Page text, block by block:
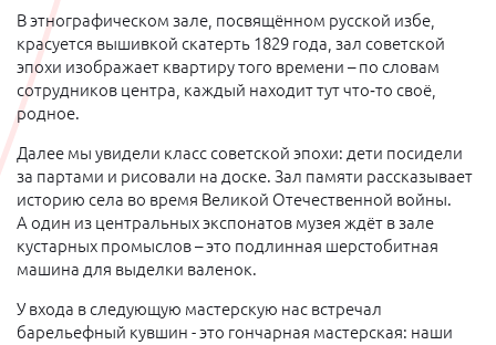
В этнографическом зале, посвящённом русской избе,
красуется вышивкой скатерть 1829 года, зал советской
эпохи изображает квартиру того времени – по словам
сотрудников центра, каждый находит тут что‑то своё,
родное.
Далее мы увидели класс советской эпохи: дети посидели
за партами и рисовали на доске. Зал памяти рассказывает
историю села во время Великой Отечественной войны.
А один из центральных экспонатов музея ждёт в зале
кустарных промыслов – это подлинная шерстобитная
машина для выделки валенок.
У входа в следующую мастерскую нас встречал
барельефный кувшин - это гончарная мастерская: наши